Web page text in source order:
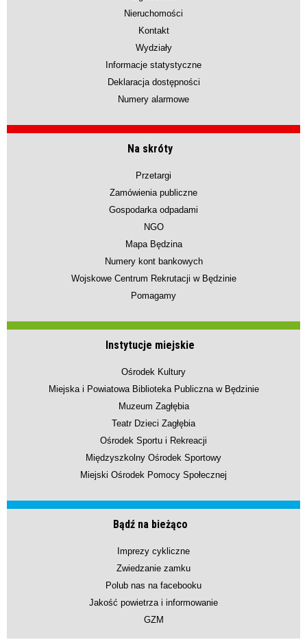
Nieruchomości
Kontakt
Wydziały
Informacje statystyczne
Deklaracja dostępności
Numery alarmowe
Na skróty
Przetargi
Zamówienia publiczne
Gospodarka odpadami
NGO
Mapa Będzina
Numery kont bankowych
Wojskowe Centrum Rekrutacji w Będzinie
Pomagamy
Instytucje miejskie
Ośrodek Kultury
Miejska i Powiatowa Biblioteka Publiczna w Będzinie
Muzeum Zagłębia
Teatr Dzieci Zagłębia
Ośrodek Sportu i Rekreacji
Międzyszkolny Ośrodek Sportowy
Miejski Ośrodek Pomocy Społecznej
Bądź na bieżąco
Imprezy cykliczne
Zwiedzanie zamku
Polub nas na facebooku
Jakość powietrza i informowanie
GZM